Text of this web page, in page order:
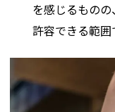
を感じるもの
許容できる範囲